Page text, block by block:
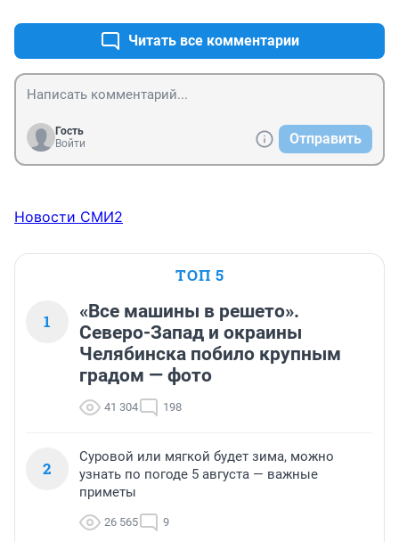
мучительно больно за бесцельно прожитые годы,
чтобы не жег позор за подленькое и мелочное
прошлое...
Читать все комментарии
Гость
Войти
Отправить
Новости СМИ2
ТОП 5
1
«Все машины в решето».
Северо-Запад и окраины
Челябинска побило крупным
градом — фото
41 304 198
2
Суровой или мягкой будет зима, можно
узнать по погоде 5 августа — важные
приметы
26 565 9